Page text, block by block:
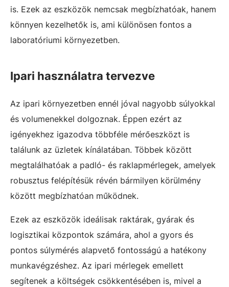
is. Ezek az eszközök nemcsak megbízhatóak, hanem
könnyen kezelhetők is, ami különösen fontos a
laboratóriumi környezetben.
Ipari használatra tervezve
Az ipari környezetben ennél jóval nagyobb súlyokkal
és volumenekkel dolgoznak. Éppen ezért az
igényekhez igazodva többféle mérőeszközt is
találunk az üzletek kínálatában. Többek között
megtalálhatóak a padló- és raklapmérlegek, amelyek
robusztus felépítésük révén bármilyen körülmény
között megbízhatóan működnek.
Ezek az eszközök ideálisak raktárak, gyárak és
logisztikai központok számára, ahol a gyors és
pontos súlymérés alapvető fontosságú a hatékony
munkavégzéshez. Az ipari mérlegek emellett
segítenek a költségek csökkentésében is, mivel a